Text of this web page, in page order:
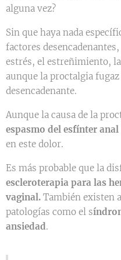
alguna vez?
Sin que haya nada
factores
estrés, el estreñimiento,
aunque la proctalgia
desencadenante.
Aunque la causa de la
espasmo del esfínter anal
en este dolor.
Es más probable que la
escleroterapia para las
vaginal. También existen
patologías como el s
ansiedad .